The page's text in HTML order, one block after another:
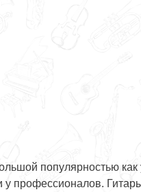
популярностью как
у профессионалов.